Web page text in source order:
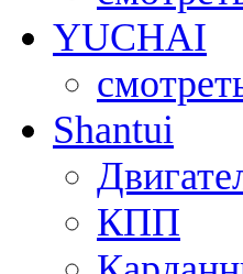
YUCHAI
Shantui
КПП